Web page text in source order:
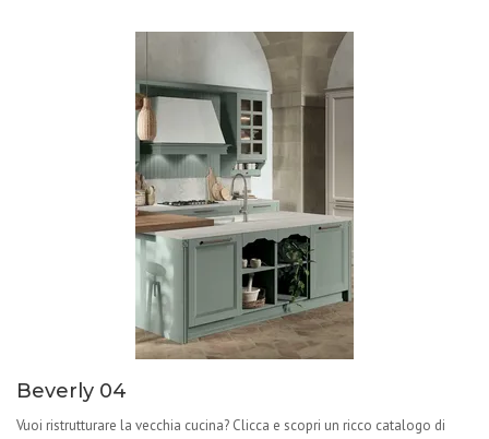
Beverly 04
Vuoi ristrutturare la vecchia cucina? Clicca e scopri un ricco catalogo di